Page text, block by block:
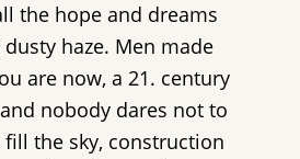
the hope and dreams
haze. Men made
are now, a 21. century
nobody dares not to
fill the sky, construction